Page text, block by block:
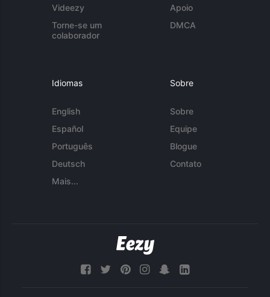
Videezy
Torne-se um
colaborador
Apoio
DMCA
Idiomas
English
Español
Português
Deutsch
Mais...
Sobre
Sobre
Equipe
Blogue
Contato